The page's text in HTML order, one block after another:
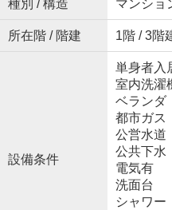
種別 / 構造 マンショ
所在階 / 階建 1階 / 3階
設備条件
単身者入
室内洗濯
ベランダ
都市ガス
公営水道
公共下水
電気有
洗面台
シャワー